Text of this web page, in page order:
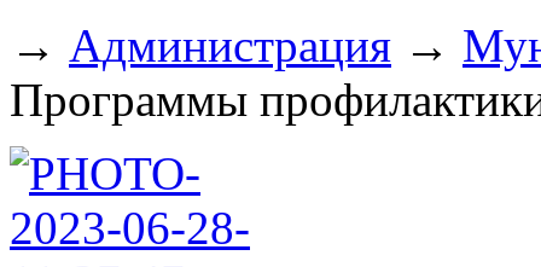
→ Администрация →
Программы